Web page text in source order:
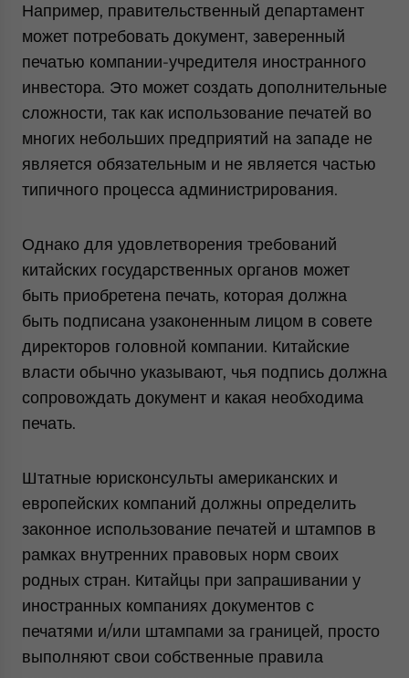
Например, правительственный департамент
может потребовать документ, заверенный
печатью компании-учредителя иностранного
инвестора. Это может создать дополнительные
сложности, так как использование печатей во
многих небольших предприятий на западе не
является обязательным и не является частью
типичного процесса администрирования.
Однако для удовлетворения требований
китайских государственных органов может
быть приобретена печать, которая должна
быть подписана узаконенным лицом в совете
директоров головной компании. Китайские
власти обычно указывают, чья подпись должна
сопровождать документ и какая необходима
печать.
Штатные юрисконсульты американских и
европейских компаний должны определить
законное использование печатей и штампов в
рамках внутренних правовых норм своих
родных стран. Китайцы при запрашивании у
иностранных компаниях документов с
печатями и/или штампами за границей, просто
выполняют свои собственные правила